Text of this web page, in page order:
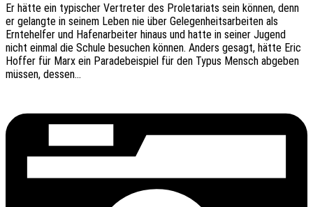
Er hätte ein typi­scher Vertre­ter des Prole­ta­ri­ats sein können, denn
er gelang­te in seinem Leben nie über Gele­gen­heits­ar­bei­ten als
Ernte­hel­fer und Hafen­ar­bei­ter hinaus und hatte in seiner Jugend
nicht einmal die Schule besu­chen können. Anders gesagt, hätte Eric
Hoffer für Marx ein Para­de­bei­spiel für den Typus Mensch abge­ben
müssen, dessen…